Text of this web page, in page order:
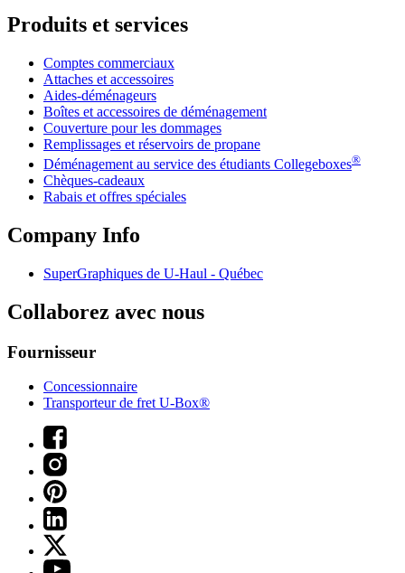
Produits et services
Comptes commerciaux
Attaches et accessoires
Aides-déménageurs
Boîtes et accessoires de déménagement
Couverture pour les dommages
Remplissages et réservoirs de propane
Déménagement au service des étudiants Collegeboxes®
Chèques-cadeaux
Rabais et offres spéciales
Company Info
SuperGraphiques de U-Haul - Québec
Collaborez avec nous
Fournisseur
Concessionnaire
Transporteur de fret U-Box®